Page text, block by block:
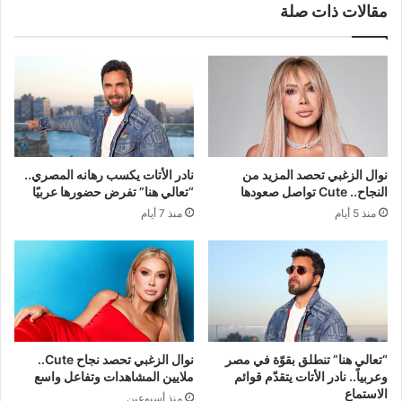
مقالات ذات صلة
نوال الزغبي تحصد المزيد من
النجاح.. Cute تواصل صعودها
منذ 5 أيام
نادر الأتات يكسب رهانه المصري..
“تعالي هنا” تفرض حضورها عربيًا
منذ 7 أيام
“تعالي هنا” تنطلق بقوّة في مصر
وعربياً.. نادر الأتات يتقدّم قوائم
الاستماع
نوال الزغبي تحصد نجاح Cute..
ملايين المشاهدات وتفاعل واسع
منذ أسبوعين